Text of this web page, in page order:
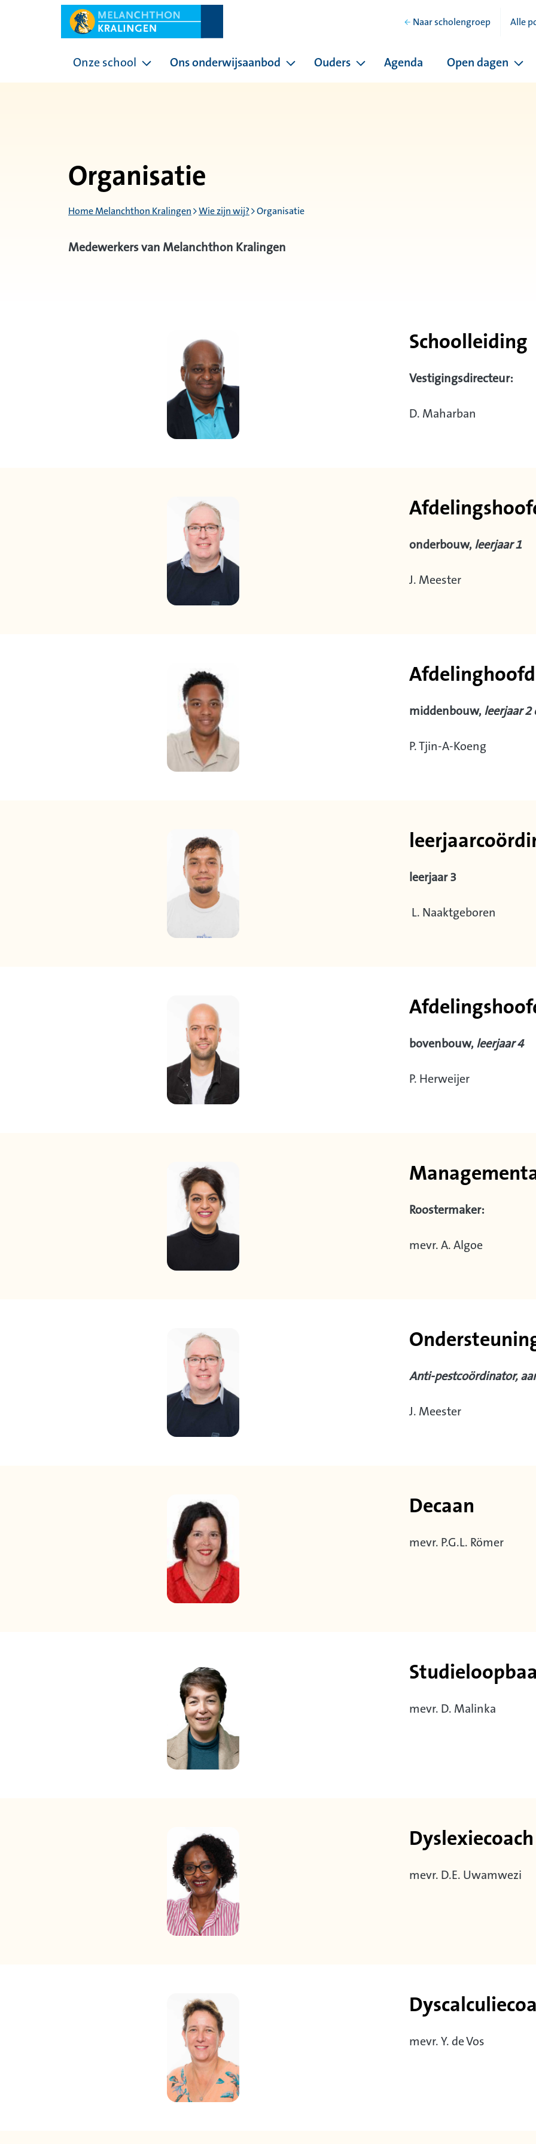
Naar scholengroep Alle
Onze school
Pagina's onder Onze school
Ons onderwijsaanbod
Pagina's onder Ons onderwijsaanbod
Ouders
Pagina's onder Ouders
Agenda Open dagen
Organisatie
Home Melanchthon Kralingen Wie zijn wij? Organisatie
Medewerkers van Melanchthon Kralingen
Schoolleiding
Vestigingsdirecteur:
D. Maharban
onderbouw, leerjaar 1
J. Meester
Afdelinghoofd
middenbouw, leerjaar 2
P. Tjin-A-Koeng
leerjaar 3
L. Naaktgeboren
bovenbouw, leerjaar 4
P. Herweijer
Roostermaker:
mevr. A. Algoe
Anti-pestcoördinator,
J. Meester
Decaan
mevr. P.G.L. Römer
mevr. D. Malinka
Dyslexiecoach
mevr. D.E. Uwamwezi
mevr. Y. de Vos